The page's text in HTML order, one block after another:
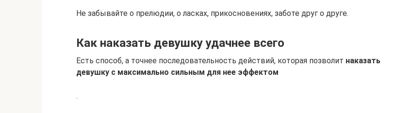
Не забывайте о прелюдии, о ласках, прикосновениях, заботе друг о друге.
Как наказать девушку удачнее всего
Есть способ, а точнее последовательность действий, которая позволит наказать
девушку с максимально сильным для нее эффектом
.